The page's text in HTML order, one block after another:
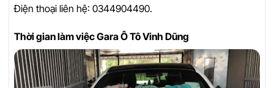
Điện thoại liên hệ: 0344904490.
Thời gian làm việc Gara Ô Tô Vinh Dũng